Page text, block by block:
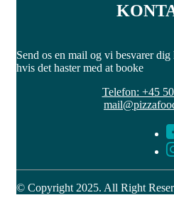
Send os en mail og vi besvarer
hvis det haster med at booke
Telefon: +45
© Copyright 2025. All Right